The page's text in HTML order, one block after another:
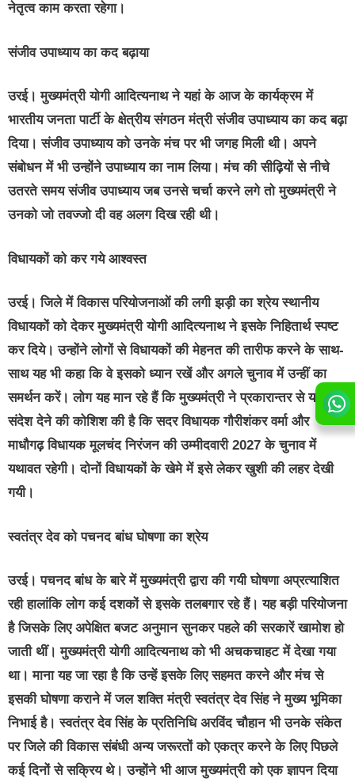
नेतृत्व काम करता रहेगा।
संजीव उपाध्याय का कद बढ़ाया
उरई। मुख्यमंत्री योगी आदित्यनाथ ने यहां के आज के कार्यक्रम में
भारतीय जनता पार्टी के क्षेत्रीय संगठन मंत्री संजीव उपाध्याय का कद बढ़ा
दिया। संजीव उपाध्याय को उनके मंच पर भी जगह मिली थी। अपने
संबोधन में भी उन्होंने उपाध्याय का नाम लिया। मंच की सीढ़ियों से नीचे
उतरते समय संजीव उपाध्याय जब उनसे चर्चा करने लगे तो मुख्यमंत्री ने
उनको जो तवज्जो दी वह अलग दिख रही थी।
विधायकों को कर गये आश्वस्त
उरई। जिले में विकास परियोजनाओं की लगी झड़ी का श्रेय स्थानीय
विधायकों को देकर मुख्यमंत्री योगी आदित्यनाथ ने इसके निहितार्थ स्पष्ट
कर दिये। उन्होंने लोगों से विधायकों की मेहनत की तारीफ करने के साथ-
साथ यह भी कहा कि वे इसको ध्यान रखें और अगले चुनाव में उन्हीं का
समर्थन करें। लोग यह मान रहे हैं कि मुख्यमंत्री ने प्रकारान्तर से यह
संदेश देने की कोशिश की है कि सदर विधायक गौरीशंकर वर्मा और
माधौगढ़ विधायक मूलचंद निरंजन की उम्मीदवारी 2027 के चुनाव में
यथावत रहेगी। दोनों विधायकों के खेमे में इसे लेकर खुशी की लहर देखी
गयी।
स्वतंत्र देव को पचनद बांध घोषणा का श्रेय
उरई। पचनद बांध के बारे में मुख्यमंत्री द्वारा की गयी घोषणा अप्रत्याशित
रही हालांकि लोग कई दशकों से इसके तलबगार रहे हैं। यह बड़ी परियोजना
है जिसके लिए अपेक्षित बजट अनुमान सुनकर पहले की सरकारें खामोश हो
जाती थीं। मुख्यमंत्री योगी आदित्यनाथ को भी अचकचाहट में देखा गया
था। माना यह जा रहा है कि उन्हें इसके लिए सहमत करने और मंच से
इसकी घोषणा कराने में जल शक्ति मंत्री स्वतंत्र देव सिंह ने मुख्य भूमिका
निभाई है। स्वतंत्र देव सिंह के प्रतिनिधि अरविंद चौहान भी उनके संकेत
पर जिले की विकास संबंधी अन्य जरूरतों को एकत्र करने के लिए पिछले
कई दिनों से सक्रिय थे। उन्होंने भी आज मुख्यमंत्री को एक ज्ञापन दिया